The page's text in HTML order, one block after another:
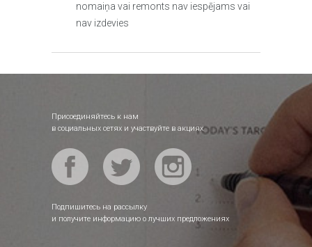
nomaiņa vai remonts nav iespējams vai
nav izdevies
Присоединяйтесь к нам
в социальных сетях и участвуйте в акциях
Подпишитесь на рассылку
и получите информацию о лучших предложениях